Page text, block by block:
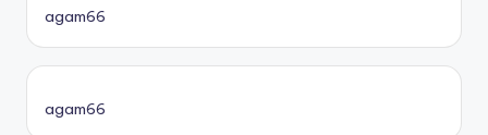
agam66
agam66